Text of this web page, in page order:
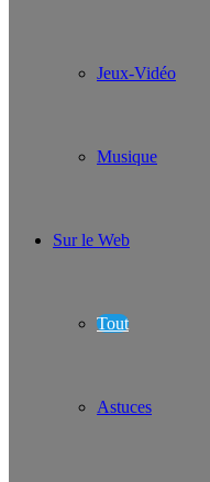
Jeux-Vidéo
Musique
Sur le Web
Tout
Astuces